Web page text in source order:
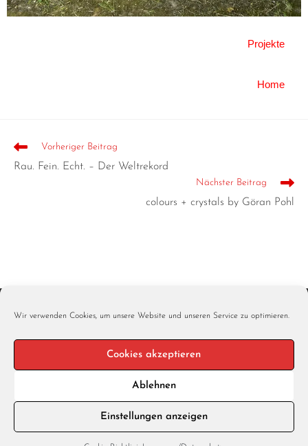
Wir verwenden Cookies, um unsere Website und unseren Service zu optimieren.
Cookies akzeptieren
Ablehnen
Einstellungen anzeigen
Projekte
Home
Vorheriger Beitrag
Rau. Fein. Echt. – Der Weltrekord
Nächster Beitrag
colours + crystals by Göran Pohl